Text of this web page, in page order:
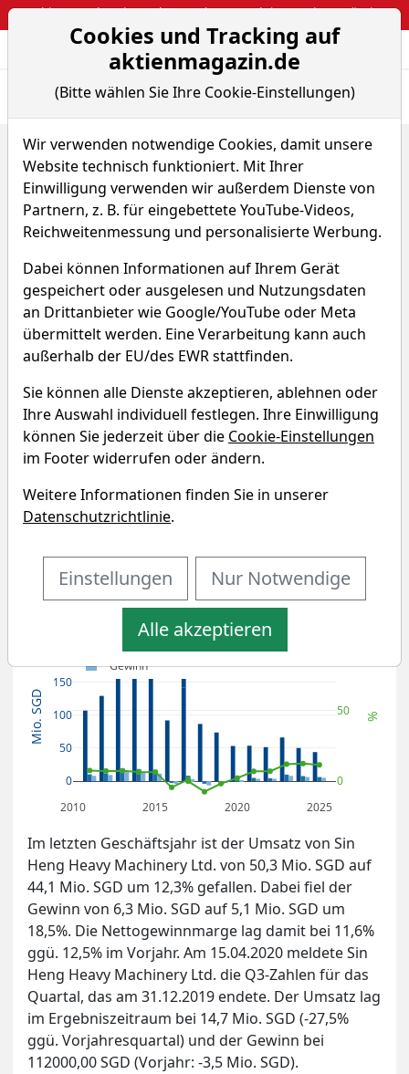
Webinar: So kassierst du trotzdem attraktive Optionsprämien
Aktien- und
Home Aktien
Sin Heng Heavy Machinery Ltd.
Fundamentaldaten
Sin Heng Heavy Machinery
Aktie
Watchlist WKN A1430M
0,368 € +4,55 %
Sin Heng Heavy Machinery
Fundamentaldaten & Analysen
Umsatz- und Gewinnentwicklung
von Sin Heng Heavy Machinery
2010 2015 2020 2025
0
50
100
150
0
50
Umsatz
EBIT
Gewinn
Mio. SGD %
Im letzten Geschäftsjahr ist der Umsatz von Sin
Heng Heavy Machinery Ltd. von 50,3 Mio. SGD auf
44,1 Mio. SGD um 12,3% gefallen. Dabei fiel der
Gewinn von 6,3 Mio. SGD auf 5,1 Mio. SGD um
18,5%. Die Nettogewinnmarge lag damit bei 11,6%
ggü. 12,5% im Vorjahr. Am 15.04.2020 meldete Sin
Heng Heavy Machinery Ltd. die Q3-Zahlen für das
Quartal, das am 31.12.2019 endete. Der Umsatz lag
im Ergebniszeitraum bei 14,7 Mio. SGD (-27,5%
ggü. Vorjahresquartal) und der Gewinn bei
112000,00 SGD (Vorjahr: -3,5 Mio. SGD).
Cookies und Tracking auf
aktienmagazin.de
(Bitte wählen Sie Ihre Cookie-Einstellungen)
Wir verwenden notwendige Cookies, damit unsere
Website technisch funktioniert. Mit Ihrer
Einwilligung verwenden wir außerdem Dienste von
Partnern, z. B. für eingebettete YouTube-Videos,
Reichweitenmessung und personalisierte Werbung.
Dabei können Informationen auf Ihrem Gerät
gespeichert oder ausgelesen und Nutzungsdaten
an Drittanbieter wie Google/YouTube oder Meta
übermittelt werden. Eine Verarbeitung kann auch
außerhalb der EU/des EWR stattfinden.
Sie können alle Dienste akzeptieren, ablehnen oder
Ihre Auswahl individuell festlegen. Ihre Einwilligung
können Sie jederzeit über die Cookie-Einstellungen
im Footer widerrufen oder ändern.
Weitere Informationen finden Sie in unserer
Datenschutzrichtlinie.
Einstellungen Nur Notwendige
Alle akzeptieren